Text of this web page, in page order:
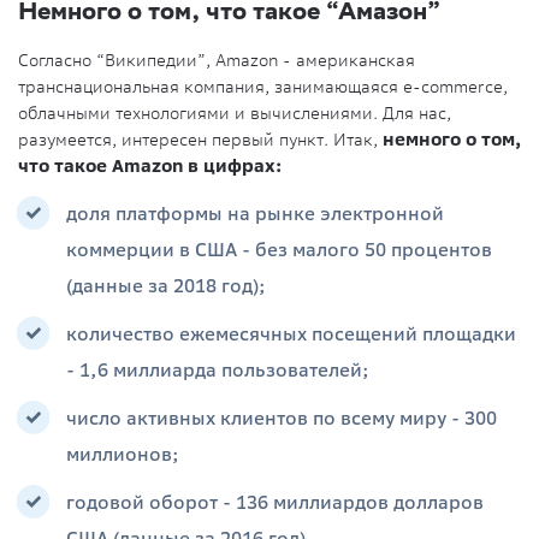
Немного о том, что такое “Амазон”
Согласно “Википедии”, Amazon - американская
транснациональная компания, занимающаяся e-commerce,
облачными технологиями и вычислениями. Для нас,
разумеется, интересен первый пункт. Итак, немного о том,
что такое Amazon в цифрах:
доля платформы на рынке электронной
коммерции в США - без малого 50 процентов
(данные за 2018 год);
количество ежемесячных посещений площадки
- 1,6 миллиарда пользователей;
число активных клиентов по всему миру - 300
миллионов;
годовой оборот - 136 миллиардов долларов